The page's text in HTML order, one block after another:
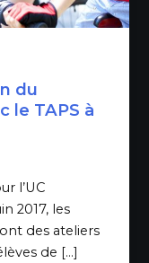
du
le TAPS à
l’UC
2017, les
des ateliers
de […]